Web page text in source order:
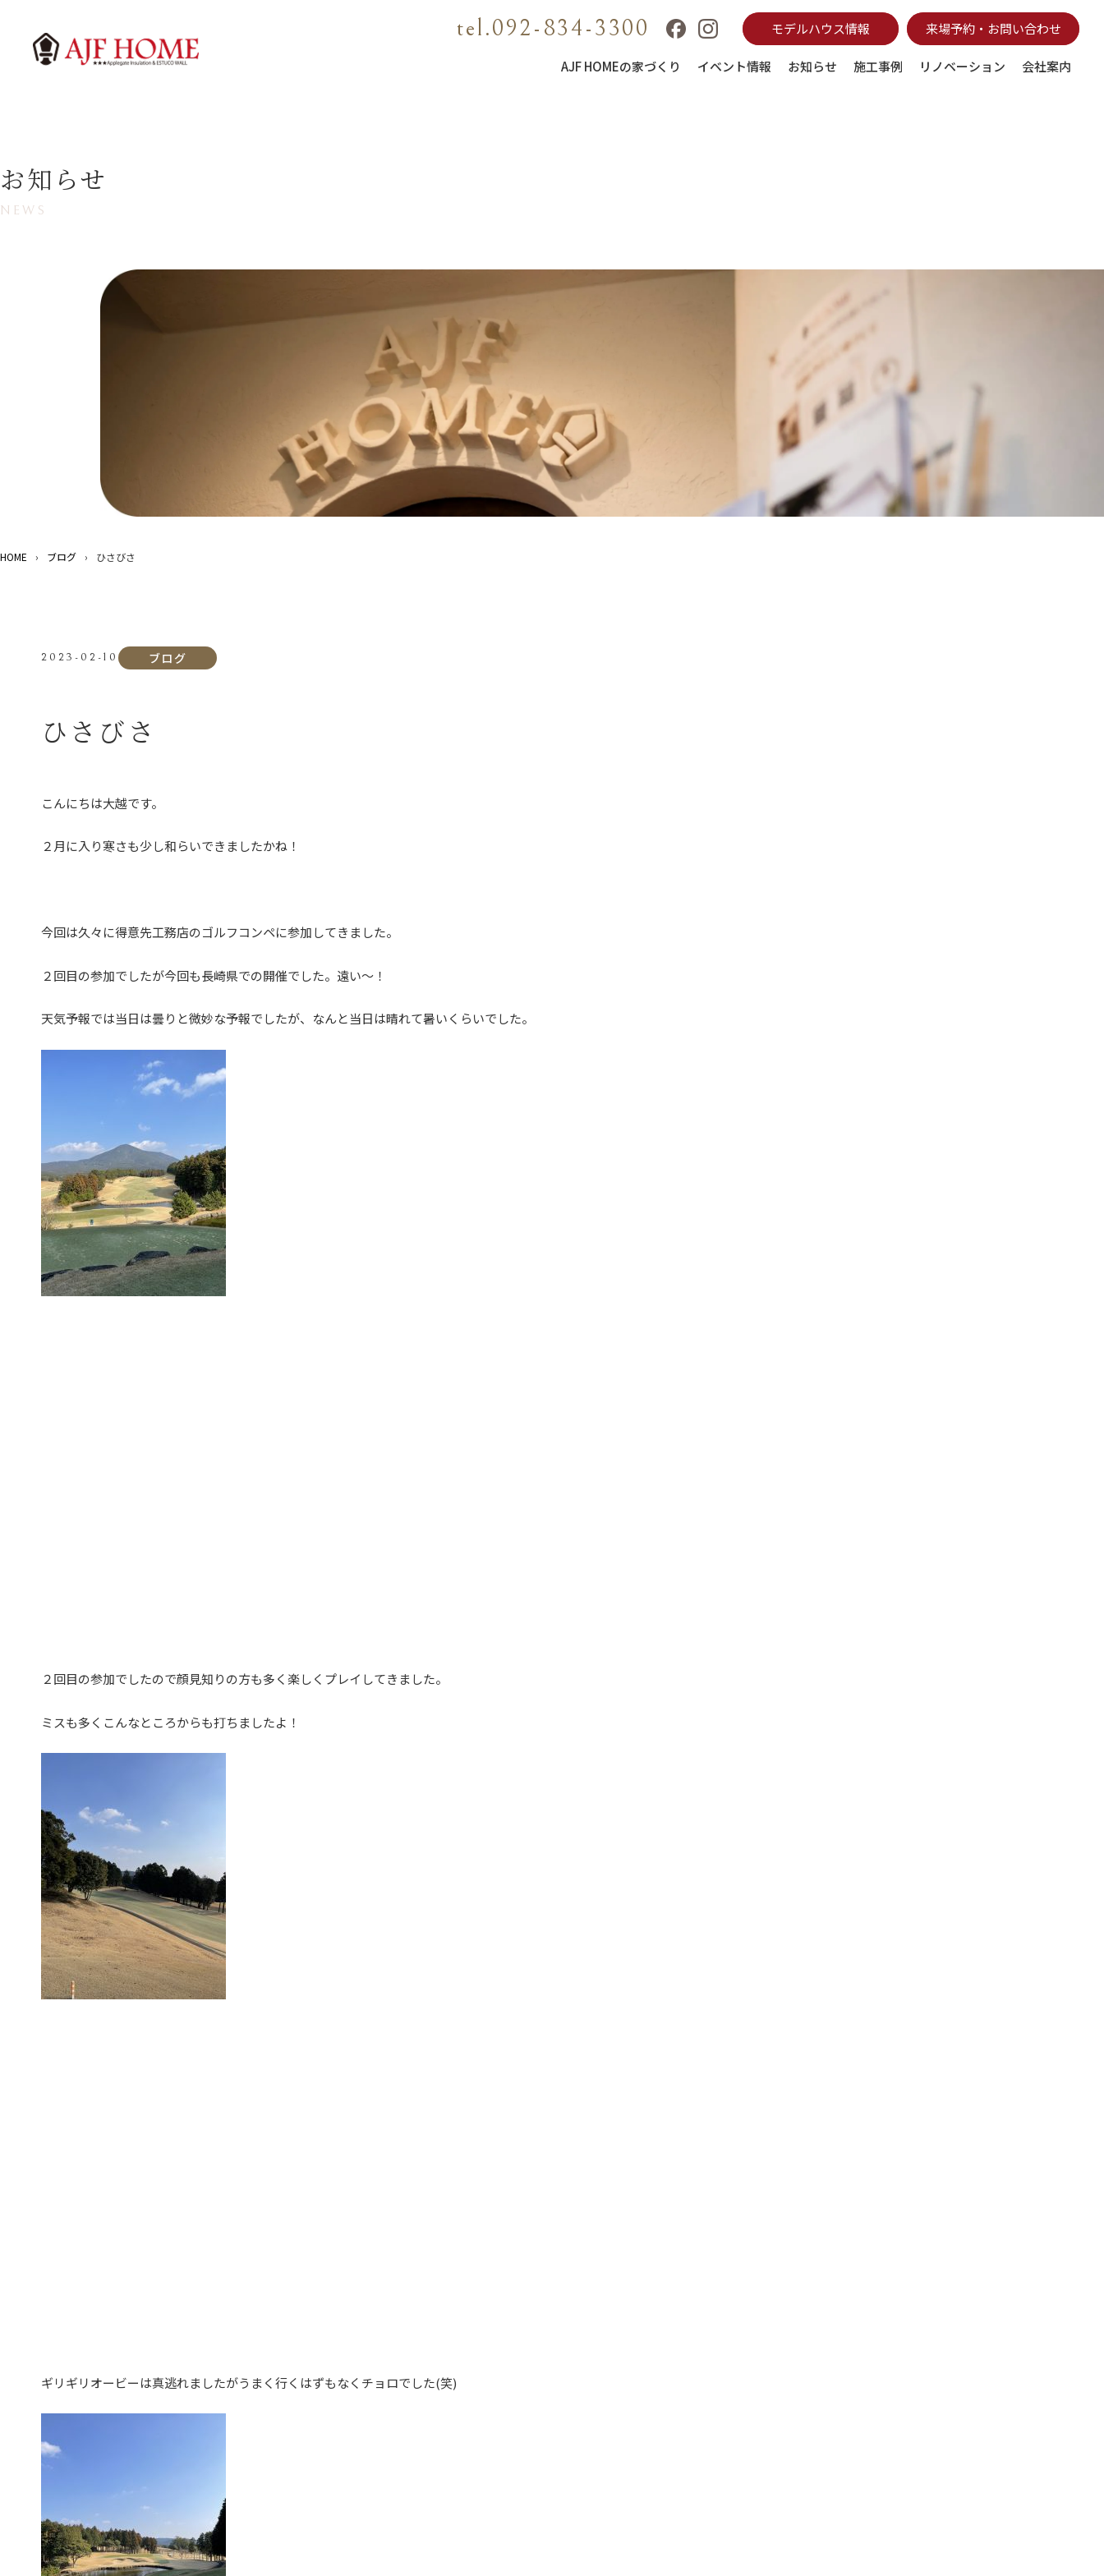
tel.092-834-3300 モデルハウス情報 来場予約・お問い合わせ
AJF HOMEの家づくり イベント情報 お知らせ 施工事例 リノベーション 会社案内
お知らせ
NEWS
HOME › ブログ › ひさびさ
2023-02-10 ブログ
ひさびさ
こんにちは大越です。
２月に入り寒さも少し和らいできましたかね！
今回は久々に得意先工務店のゴルフコンペに参加してきました。
２回目の参加でしたが今回も長崎県での開催でした。遠い～！
天気予報では当日は曇りと微妙な予報でしたが、なんと当日は晴れて暑いくらいでした。
２回目の参加でしたので顔見知りの方も多く楽しくプレイしてきました。
ミスも多くこんなところからも打ちましたよ！
ギリギリオービーは真逃れましたがうまく行くはずもなくチョロでした(笑)